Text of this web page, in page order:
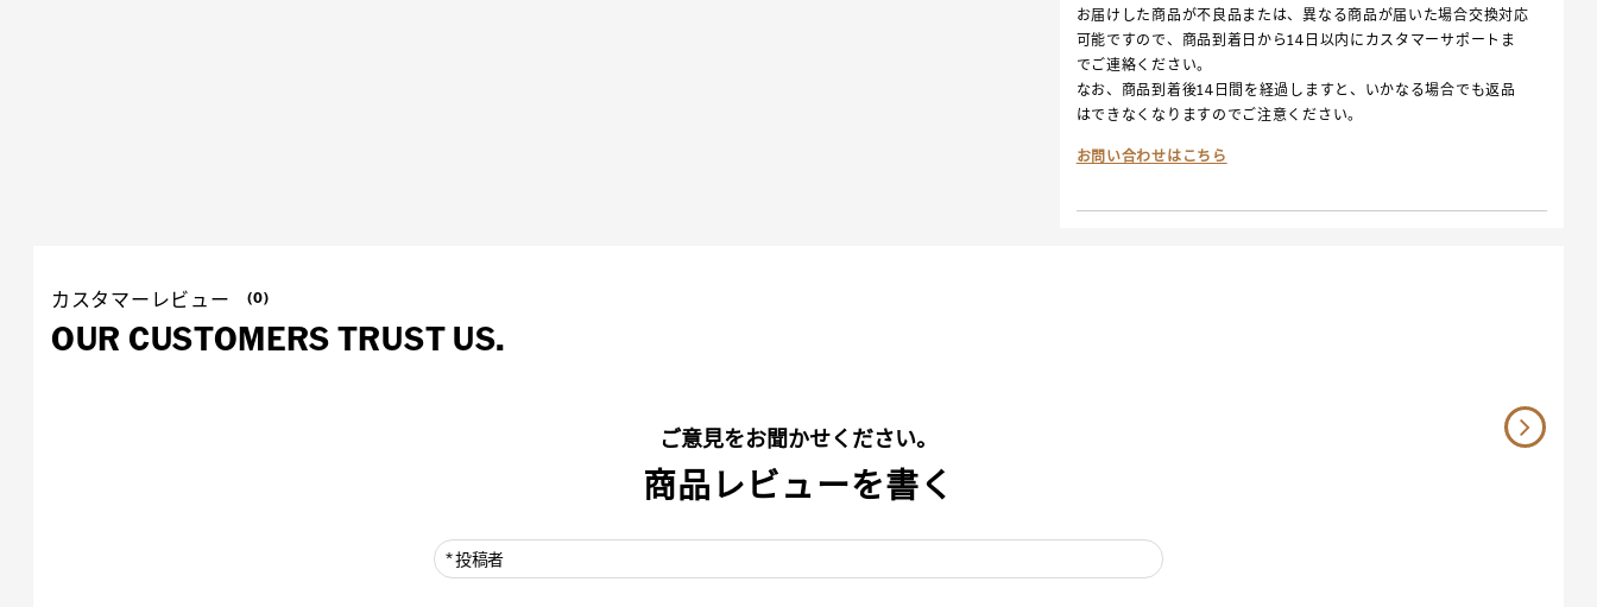
お届けした商品が不良品または、異なる商品が届いた場合交換対応
可能ですので、商品到着日から14日以内にカスタマーサポートま
でご連絡ください。
なお、商品到着後14日間を経過しますと、いかなる場合でも返品
はできなくなりますのでご注意ください。
お問い合わせはこちら
カスタマーレビュー (0)
OUR CUSTOMERS TRUST US.
ご意見をお聞かせください。
商品レビューを書く
投稿者